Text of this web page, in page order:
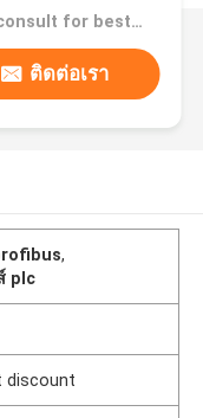
ราคา：consult for best discount
ติดต่อเรา
,
plc
discount